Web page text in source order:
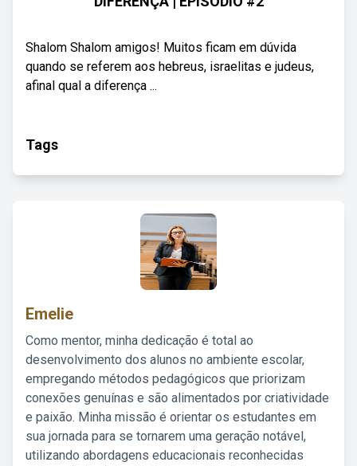
Shalom Shalom amigos! Muitos ficam em dúvida
quando se referem aos hebreus, israelitas e judeus,
afinal qual a diferença ...
Tags
Emelie
Como mentor, minha dedicação é total ao
desenvolvimento dos alunos no ambiente escolar,
empregando métodos pedagógicos que priorizam
conexões genuínas e são alimentados por criatividade
e paixão. Minha missão é orientar os estudantes em
sua jornada para se tornarem uma geração notável,
utilizando abordagens educacionais reconhecidas